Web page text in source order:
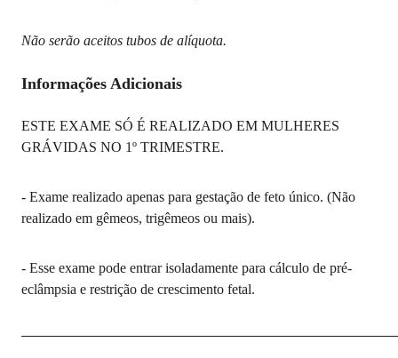
Não serão aceitos tubos de alíquota.
Informações Adicionais
ESTE EXAME SÓ É REALIZADO EM MULHERES
GRÁVIDAS NO 1º TRIMESTRE.
- Exame realizado apenas para gestação de feto único. (Não
realizado em gêmeos, trigêmeos ou mais).
- Esse exame pode entrar isoladamente para cálculo de pré-
eclâmpsia e restrição de crescimento fetal.